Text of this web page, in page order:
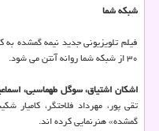
شبکه شما
۳۰ از شبکه شما روانه آنتن می شود.
اشکان اشتیاق، سوگل طهماسبی،
تقی پور، مهرداد فلاحتگر، کامیار
گمشده» هنرنمایی کرده اند.